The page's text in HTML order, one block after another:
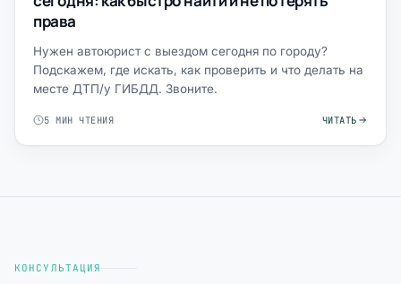
права
Нужен автоюрист с выездом сегодня по городу?
Подскажем, где искать, как проверить и что делать на
месте ДТП/у ГИБДД. Звоните.
5 МИН ЧТЕНИЯ ЧИТАТЬ
КОНСУЛЬТАЦИЯ